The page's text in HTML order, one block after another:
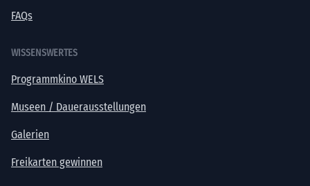
FAQs
WISSENSWERTES
Programmkino WELS
Museen / Dauerausstellungen
Galerien
Freikarten gewinnen